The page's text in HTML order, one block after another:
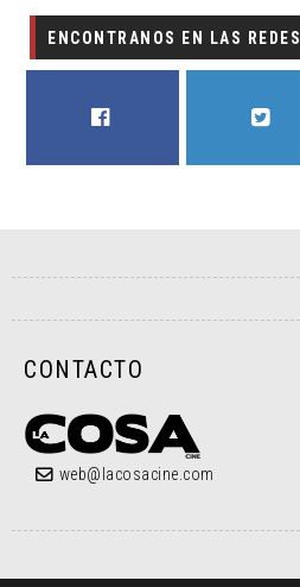
ENCONTRANOS EN LAS REDES
CONTACTO
web@lacosacine.com